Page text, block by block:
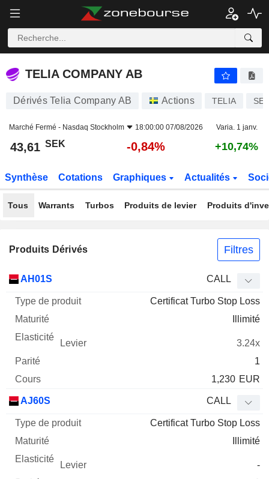
TELIA COMPANY AB
TELIA COMPANY AB
Dérivés Telia Company AB Actions TELIA
Marché Fermé - Nasdaq Stockholm 18:00:00 07/08/2026 Varia. 1 janv.
43,61 SEK -0,84% +10,74%
Synthèse Cotations Graphiques Actualités
Tous Warrants Turbos Produits de levier Produits
Produits Dérivés Filtres
Mnemo Type produit
Elasticité Levier Parité
AH01S CALL
Certificat Turbo Stop Loss
Illimité
3.24x
1
1,230 EUR
AJ60S CALL
Certificat Turbo Stop Loss
Illimité
-